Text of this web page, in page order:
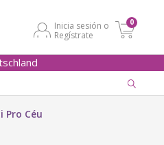
Inicia sesión o
Regístrate
0
Pro Céu